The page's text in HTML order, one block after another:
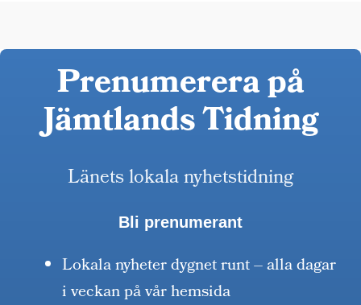
Prenumerera på
Jämtlands Tidning
Länets lokala nyhetstidning
Bli prenumerant
Lokala nyheter dygnet runt – alla dagar
i veckan på vår hemsida